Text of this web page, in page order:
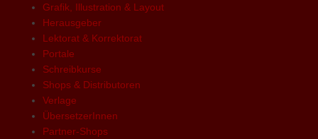
Grafik, Illustration & Layout
Herausgeber
Lektorat & Korrektorat
Portale
Schreibkurse
Shops & Distributoren
Verlage
ÜbersetzerInnen
Partner-Shops